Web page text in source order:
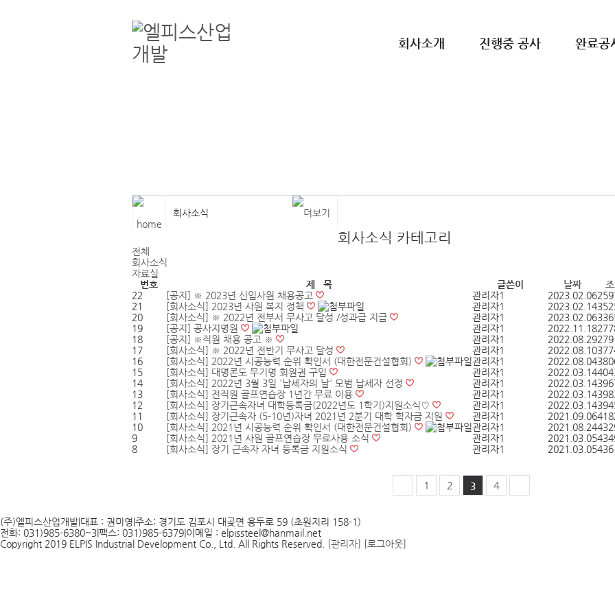
회사소개 진행중 공사 완료공
회사소식
회사소식 카테고리
전체
회사소식
자료실
번호
제 목 글쓴이 날짜
조
22
[공지] ※ 2023년 신입사원 채용공고 관리자1 2023.02.06
21
[회사소식] 2023년 사원 복지 정책 관리자1 2023.02.14
20
[회사소식] ※ 2022년 전부서 무사고 달성 /성과급 지급 관리자1 2023.02.06
19
[공지] 공사지명원 관리자1 2022.11.18
18
[공지] ※직원 채용 공고 ※ 관리자1 2022.08.29
17
[회사소식] ※ 2022년 전반기 무사고 달성 관리자1 2022.08.10
16
[회사소식] 2022년 시공능력 순위 확인서 (대한전문건설협회) 관리자1 2022.08.04
15
[회사소식] 대명콘도 무기명 회원권 구입 관리자1 2022.03.14
14
[회사소식] 2022년 3월 3일 '납세자의 날' 모범 납세자 선정 관리자1 2022.03.14
13
[회사소식] 전직원 골프연습장 1년간 무료 이용 관리자1 2022.03.14
12
[회사소식] 장기근속자녀 대학등록금(2022년도 1학기)지원소식♡ 관리자1 2022.03.14
11
[회사소식] 장기근속자 (5-10년)자녀 2021년 2분기 대학 학자금 지원 관리자1 2021.09.06
10
[회사소식] 2021년 시공능력 순위 확인서 (대한전문건설협회) 관리자1 2021.08.24
9
[회사소식] 2021년 사원 골프연습장 무료사용 소식 관리자1 2021.03.05
8
[회사소식] 장기 근속자 자녀 등록금 지원소식 관리자1 2021.03.05
1 2 3 4
(주)엘피스산업개발 대표 : 권미영 주소: 경기도 김포시 대곶면 용두로 59 (초원지리 158-1)
전화: 031)985-6380~3팩스: 031)985-6379 이메일 : elpissteel@hanmail.net
Copyright 2019 ELPIS Industrial Development Co., Ltd. All Rights Reserved.
[관리자] [로그아웃]